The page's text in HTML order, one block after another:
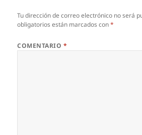
Tu dirección de correo electrónico no será
obligatorios están marcados con*
COMENTARIO *